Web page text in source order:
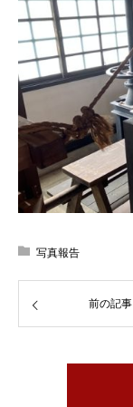
写真報告
前の記事